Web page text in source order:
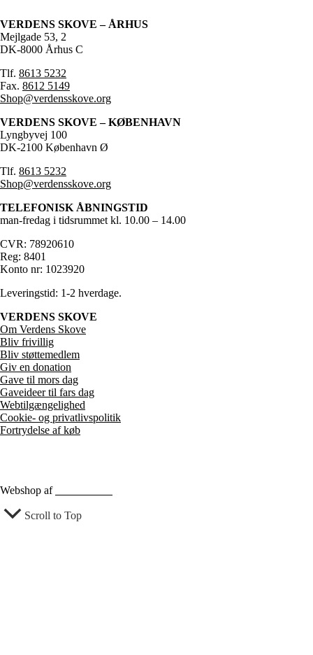
VERDENS SKOVE – ÅRHUS
Mejlgade 53, 2
DK-8000 Århus C
Tlf. 8613 5232
Fax. 8612 5149
Shop@verdensskove.org
VERDENS SKOVE – KØBENHAVN
Lyngbyvej 100
DK-2100 København Ø
Tlf. 8613 5232
Shop@verdensskove.org
TELEFONISK ÅBNINGSTID
man-fredag i tidsrummet kl. 10.00 – 14.00
CVR: 78920610
Reg: 8401
Konto nr: 1023920
Leveringstid: 1-2 hverdage.
VERDENS SKOVE
Om Verdens Skove
Bliv frivillig
Bliv støttemedlem
Giv en donation
Gave til mors dag
Gaveideer til fars dag
Webtilgængelighed
Cookie- og privatlivspolitik
Fortrydelse af køb
Webshop af
Scroll to Top